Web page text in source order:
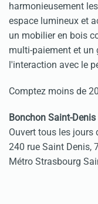
harmonieusement
espace lumineux et
un mobilier en bois
multi-paiement et
l'interaction avec le
Comptez moins de
Bonchon Saint-Denis
Ouvert tous les jours
240 rue Saint Denis,
Métro Strasbourg